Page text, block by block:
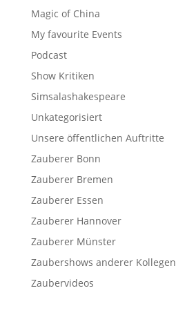
Magic of China
My favourite Events
Podcast
Show Kritiken
Simsalashakespeare
Unkategorisiert
Unsere öffentlichen Auftritte
Zauberer Bonn
Zauberer Bremen
Zauberer Essen
Zauberer Hannover
Zauberer Münster
Zaubershows anderer Kollegen
Zaubervideos